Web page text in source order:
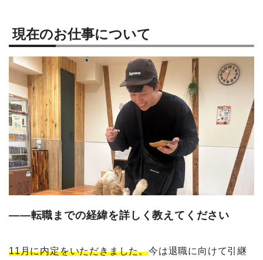
現在のお仕事について
――転職までの経緯を詳しく教えてください
11月に内定をいただきました。今は退職に向けて引継